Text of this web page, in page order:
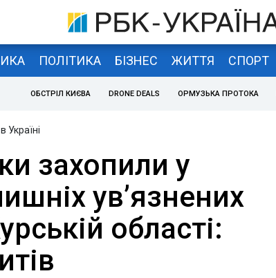
ПОЛІТИКА БІЗНЕС ЖИТТЯ СПОРТ
ОБСТРІЛ КИЄВА DRONE DEALS ОРМУЗЬКА ПРОТОКА
Україні
захопили у
увʼязнених
області: